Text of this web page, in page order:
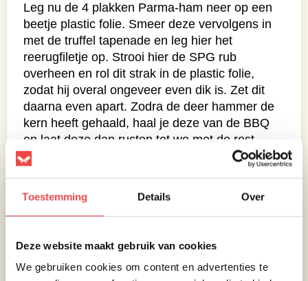
Toestemming Details Over
Deze website maakt gebruik van cookies
We gebruiken cookies om content en advertenties te
Leg nu de 4 plakken Parma-ham neer op een
beetje plastic folie. Smeer deze vervolgens in
met de truffel tapenade en leg hier het
reerugfiletje op. Strooi hier de SPG rub
overheen en rol dit strak in de plastic folie,
zodat hij overal ongeveer even dik is. Zet dit
daarna even apart. Zodra de deer hammer de
kern heeft gehaald, haal je deze van de BBQ
en laat deze dan rusten tot we met de rest
klaar zijn.